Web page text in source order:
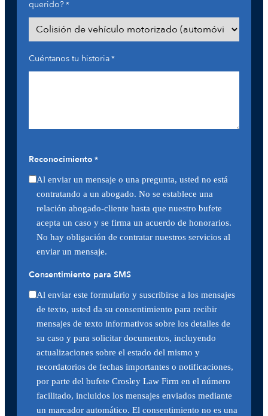
querido?*
Cuéntanos tu historia*
Reconocimiento *
Al enviar un mensaje o una pregunta, usted no está
contratando a un abogado. No se establece una
relación abogado-cliente hasta que nuestro bufete
acepta un caso y se firma un acuerdo de honorarios.
No hay obligación de contratar nuestros servicios al
enviar un mensaje.
Consentimiento para SMS
Al enviar este formulario y suscribirse a los mensajes
de texto, usted da su consentimiento para recibir
mensajes de texto informativos sobre los detalles de
su caso y para solicitar documentos, incluyendo
actualizaciones sobre el estado del mismo y
recordatorios de fechas importantes o notificaciones,
por parte del bufete Crosley Law Firm en el número
facilitado, incluidos los mensajes enviados mediante
un marcador automático. El consentimiento no es una